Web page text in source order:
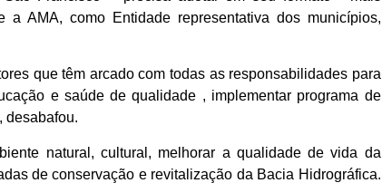
a AMA, como Entidade representativa dos municípios,
que têm arcado com todas as responsabilidades para
e saúde de qualidade , implementar programa de
desabafou.
natural, cultural, melhorar a qualidade de vida da
de conservação e revitalização da Bacia Hidrográfica.